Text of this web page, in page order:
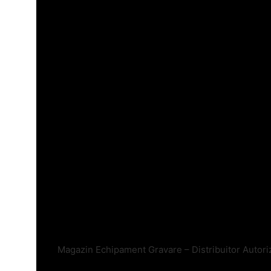
Magazin Echipament Gravare – Distribuitor